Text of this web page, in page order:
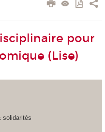
pour
(Lise)
solidarités